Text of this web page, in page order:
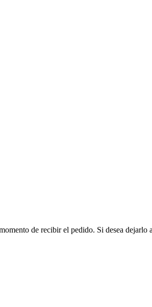
de recibir el pedido. Si desea